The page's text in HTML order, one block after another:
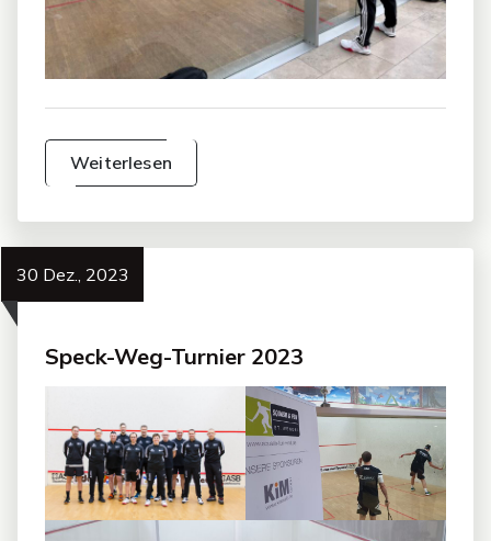
Weiterlesen
30 Dez., 2023
Speck-Weg-Turnier 2023